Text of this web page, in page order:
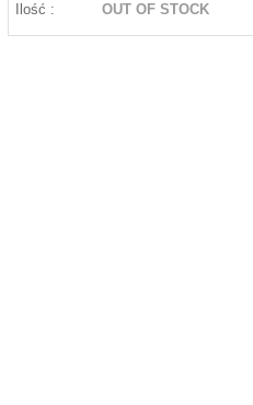
Ilość : OUT OF STOCK